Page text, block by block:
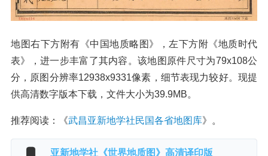
地图右下方附有《中国地质略图》，左下方附《地质时代
表》，进一步丰富了其内容。该地图原件尺寸为79x108公
分，原图分辨率12938x9331像素，细节表现力较好。现提
供高清数字版本下载，文件大小为39.9MB。
推荐阅读：《武昌亚新地学社民国各省地图库》。
亚新地学社《世界地质图》高清译印版